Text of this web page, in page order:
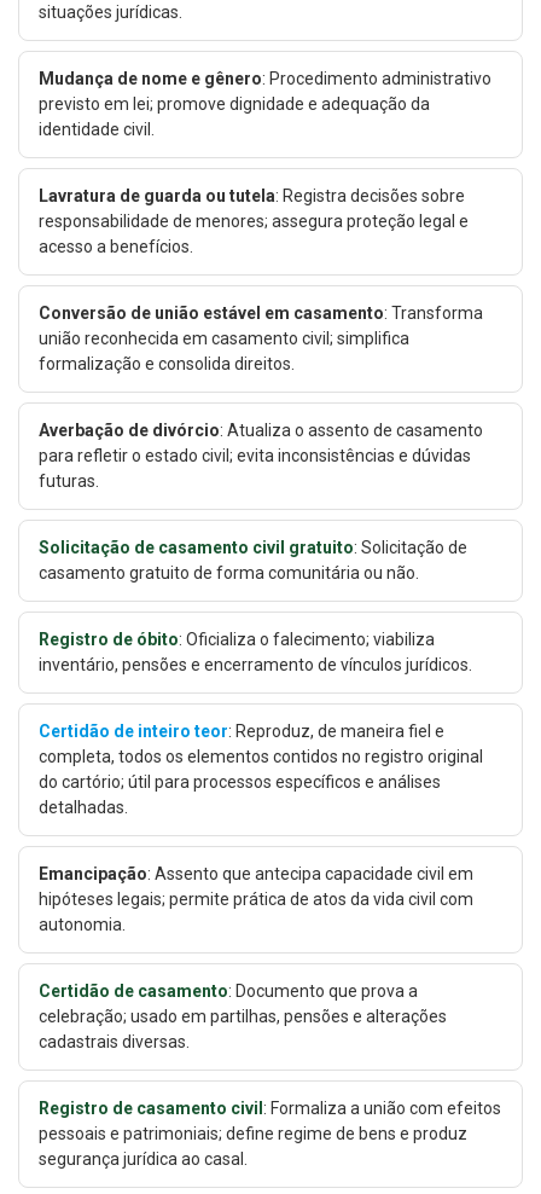
situações jurídicas.
Mudança de nome e gênero: Procedimento administrativo
previsto em lei; promove dignidade e adequação da
identidade civil.
Lavratura de guarda ou tutela: Registra decisões sobre
responsabilidade de menores; assegura proteção legal e
acesso a benefícios.
Conversão de união estável em casamento: Transforma
união reconhecida em casamento civil; simplifica
formalização e consolida direitos.
Averbação de divórcio: Atualiza o assento de casamento
para refletir o estado civil; evita inconsistências e dúvidas
futuras.
Solicitação de casamento civil gratuito: Solicitação de
casamento gratuito de forma comunitária ou não.
Registro de óbito: Oficializa o falecimento; viabiliza
inventário, pensões e encerramento de vínculos jurídicos.
Certidão de inteiro teor: Reproduz, de maneira fiel e
completa, todos os elementos contidos no registro original
do cartório; útil para processos específicos e análises
detalhadas.
Emancipação: Assento que antecipa capacidade civil em
hipóteses legais; permite prática de atos da vida civil com
autonomia.
Certidão de casamento: Documento que prova a
celebração; usado em partilhas, pensões e alterações
cadastrais diversas.
Registro de casamento civil: Formaliza a união com efeitos
pessoais e patrimoniais; define regime de bens e produz
segurança jurídica ao casal.